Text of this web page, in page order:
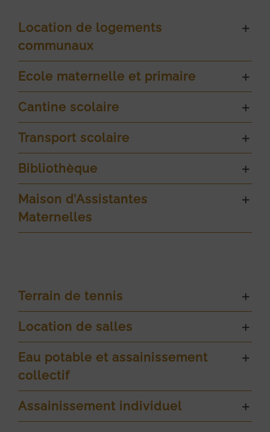
Location de logements
communaux
Ecole maternelle et primaire
Cantine scolaire
Transport scolaire
Bibliothèque
Maison d’Assistantes
Maternelles
Terrain de tennis
Location de salles
Eau potable et assainissement
collectif
Assainissement individuel